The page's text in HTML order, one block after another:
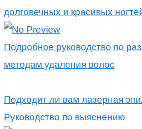
долговечных и красивых
Подробное руководство по
методам удаления волос
Подходит ли вам лазерная
Руководство по выяснению